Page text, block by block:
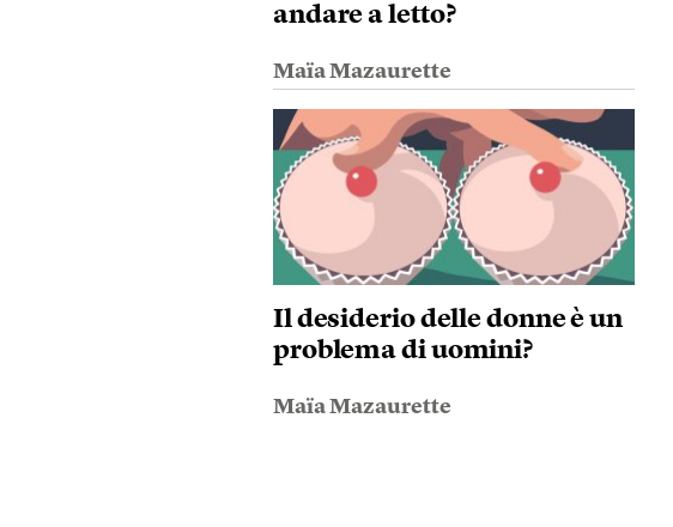
andare a letto?
Maïa Mazaurette
Il desiderio delle donne è un
problema di uomini?
Maïa Mazaurette